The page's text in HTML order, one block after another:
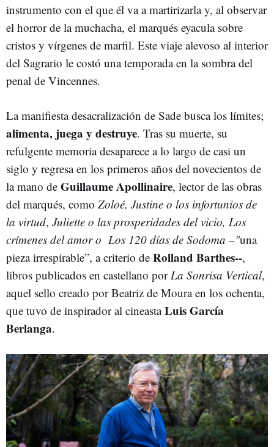
instrumento con el que él va a martirizarla y, al observar
el horror de la muchacha, el marqués eyacula sobre
cristos y vírgenes de marfil. Este viaje alevoso al interior
del Sagrario le costó una temporada en la sombra del
penal de Vincennes.
La manifiesta desacralización de Sade busca los límites;
alimenta, juega y destruye. Tras su muerte, su
refulgente memoria desaparece a lo largo de casi un
siglo y regresa en los primeros años del novecientos de
la mano de Guillaume Apollinaire, lector de las obras
del marqués, como Zoloé, Justine o los infortunios de
la virtud, Juliette o las prosperidades del vicio, Los
crímenes del amor o Los 120 días de Sodoma –"una
pieza irrespirable”, a criterio de Rolland Barthes--,
libros publicados en castellano porLa Sonrisa Vertical,
aquel sello creado por Beatriz de Moura en los ochenta,
que tuvo de inspirador al cineastaLuis García
Berlanga.